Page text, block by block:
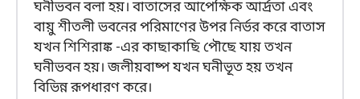
ঘনীভবন বলা হয়। বাতাসের আপেক্ষিক আর্দ্রতা এবং
বায়ু শীতলী ভবনের পরিমাণের উপর নির্ভর করে বাতাস
যখন শিশিরাঙ্ক -এর কাছাকাছি পৌছে যায় তখন
ঘনীভবন হয়। জলীয়বাষ্প যখন ঘনীভূত হয় তখন
বিভিন্ন রূপধারণ করে।